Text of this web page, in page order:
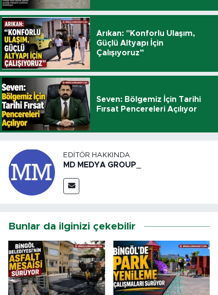
Arıkan: "Konforlu Ulaşım,
Güçlü Altyapı İçin
Çalışıyoruz”
Seven: Bölgemiz İçin Tarihi
Fırsat Pencereleri Açılıyor
EDITÖR HAKKINDA
MD MEDYA GROUP_
Bunlar da ilginizi çekebilir